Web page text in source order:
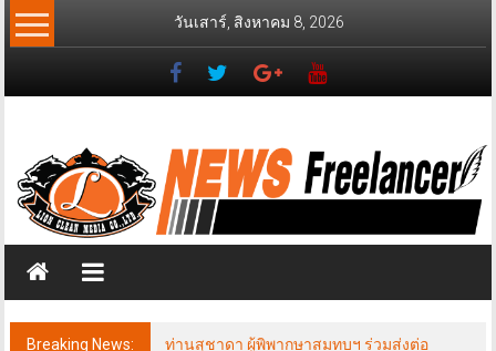
Skip
to
วันเสาร์, สิงหาคม 8, 2026
News
Freelancer
วส์
ฟรี
แลน
เซอร์
Breaking News:
ท่านสุชาดา ผู้พิพากษาสมทบฯ ร่วมส่งต่อ